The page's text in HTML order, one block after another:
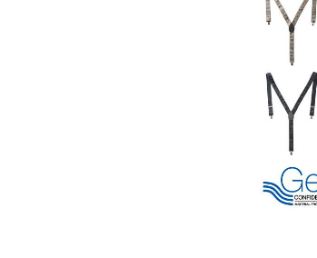
尚、裾上げした商品は
一部、お直しに対応出
端なデザインが施されて
※【返品交換について】
返品交換希望の方は、
下着(肌着)やワイシャ